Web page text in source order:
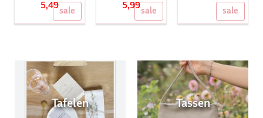
sale
5,49
sale
5,99
sale
Tafelen Tassen